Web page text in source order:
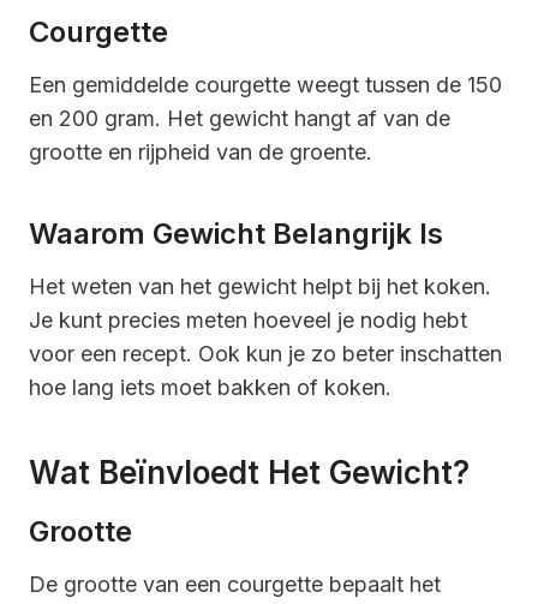
Courgette
Een gemiddelde courgette weegt tussen de 150
en 200 gram. Het gewicht hangt af van de
grootte en rijpheid van de groente.
Waarom Gewicht Belangrijk Is
Het weten van het gewicht helpt bij het koken.
Je kunt precies meten hoeveel je nodig hebt
voor een recept. Ook kun je zo beter inschatten
hoe lang iets moet bakken of koken.
Wat Beïnvloedt Het Gewicht?
Grootte
De grootte van een courgette bepaalt het